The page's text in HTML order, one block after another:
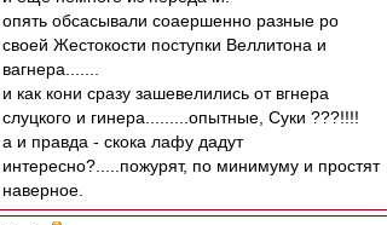
опять обсасывали соаершенно разные ро
своей Жестокости поступки Веллитона и
вагнера.......
и как кони сразу зашевелились от вгнера
слуцкого и гинера.........опытные, Суки ???!!!!
а и правда - скока лафу дадут
интересно?.....пожурят, по минимуму и простят
наверное.